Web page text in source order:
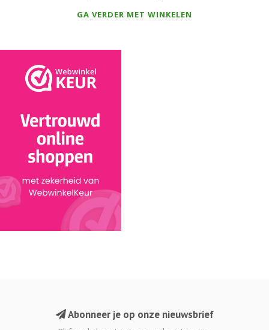
GA VERDER MET WINKELEN
Abonneer je op onze nieuwsbrief